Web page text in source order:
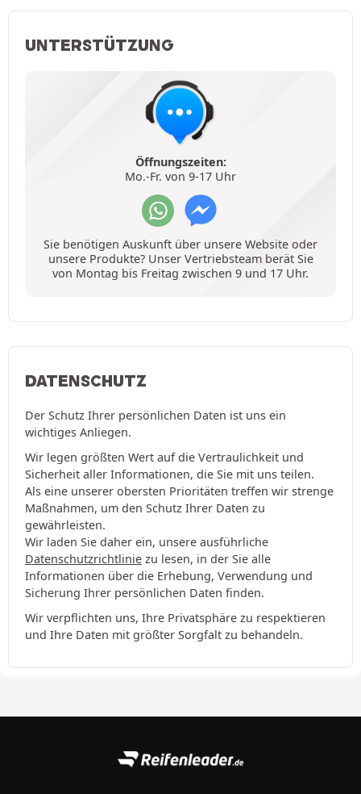
UNTERSTÜTZUNG
Öffnungszeiten:
Mo.-Fr. von 9-17 Uhr
Sie benötigen Auskunft über unsere Website oder
unsere Produkte? Unser Vertriebsteam berät Sie
von Montag bis Freitag zwischen 9 und 17 Uhr.
DATENSCHUTZ
Der Schutz Ihrer persönlichen Daten ist uns ein
wichtiges Anliegen.
Wir legen größten Wert auf die Vertraulichkeit und
Sicherheit aller Informationen, die Sie mit uns teilen.
Als eine unserer obersten Prioritäten treffen wir strenge
Maßnahmen, um den Schutz Ihrer Daten zu
gewährleisten.
Wir laden Sie daher ein, unsere ausführliche
Datenschutzrichtlinie zu lesen, in der Sie alle
Informationen über die Erhebung, Verwendung und
Sicherung Ihrer persönlichen Daten finden.
Wir verpflichten uns, Ihre Privatsphäre zu respektieren
und Ihre Daten mit größter Sorgfalt zu behandeln.